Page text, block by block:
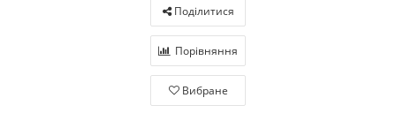
Поділитися
Порівняння
Вибране